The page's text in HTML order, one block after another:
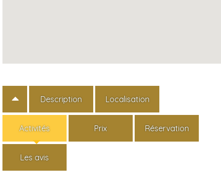
Description Localisation
Activités Prix Réservation
Les avis